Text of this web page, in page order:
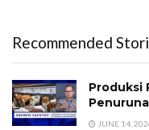
Recommended
Produksi
JUNE 14,